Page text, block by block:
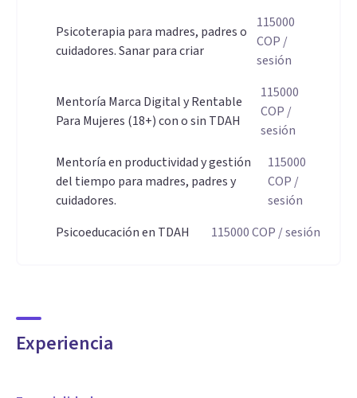
Mi formación en psicología y psicoterapia la combino con
Apego, Desarrollo, crianza y habilidades parentales; me
especializo en contextos donde existe un niño o niña con un
trastorno del neurodesarrollo o si es la madre, padre o
cuidador el que es neurodivergente. Créeme, sé lo difícil que
es criar cuando aplicas en este team.
También soy profesional en administración de empresas,
sumada a mi experiencia como emprendedora y creadora de
contenido, me he especializado en gestión del tiempo,
Dos mundos que amo y que como mi hijo mayor me enseñó
"no tienes que elegir una mami, si te apasionan las dos,
Psicoterapia para madres, padres o
cuidadores. Sanar para criar
115000
COP /
sesión
Mentoría Marca Digital y Rentable
Para Mujeres (18+) con o sin TDAH
115000
COP /
sesión
Mentoría en productividad y gestión
del tiempo para madres, padres y
cuidadores.
115000
COP /
sesión
Psicoeducación en TDAH
115000COP / sesión
Experiencia